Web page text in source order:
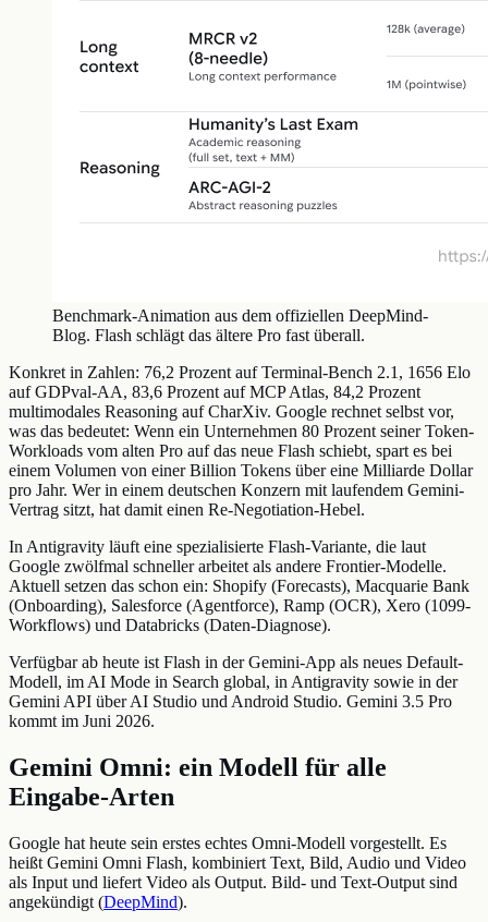
Benchmark-Animation aus dem offiziellen DeepMind-
Blog. Flash schlägt das ältere Pro fast überall.
Konkret in Zahlen: 76,2 Prozent auf Terminal-Bench 2.1, 1656 Elo
auf GDPval-AA, 83,6 Prozent auf MCP Atlas, 84,2 Prozent
multimodales Reasoning auf CharXiv. Google rechnet selbst vor,
was das bedeutet: Wenn ein Unternehmen 80 Prozent seiner Token-
Workloads vom alten Pro auf das neue Flash schiebt, spart es bei
einem Volumen von einer Billion Tokens über eine Milliarde Dollar
pro Jahr. Wer in einem deutschen Konzern mit laufendem Gemini-
Vertrag sitzt, hat damit einen Re-Negotiation-Hebel.
In Antigravity läuft eine spezialisierte Flash-Variante, die laut
Google zwölfmal schneller arbeitet als andere Frontier-Modelle.
Aktuell setzen das schon ein: Shopify (Forecasts), Macquarie Bank
(Onboarding), Salesforce (Agentforce), Ramp (OCR), Xero (1099-
Workflows) und Databricks (Daten-Diagnose).
Verfügbar ab heute ist Flash in der Gemini-App als neues Default-
Modell, im AI Mode in Search global, in Antigravity sowie in der
Gemini API über AI Studio und Android Studio. Gemini 3.5 Pro
kommt im Juni 2026.
Gemini Omni: ein Modell für alle
Eingabe-Arten
Google hat heute sein erstes echtes Omni-Modell vorgestellt. Es
heißt Gemini Omni Flash, kombiniert Text, Bild, Audio und Video
als Input und liefert Video als Output. Bild- und Text-Output sind
angekündigt (DeepMind).